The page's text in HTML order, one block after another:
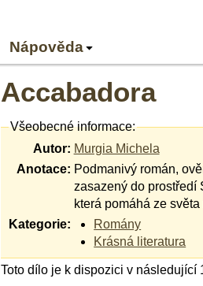
Nápověda
Accabadora
Všeobecné informace:
Autor: Murgia Michela
Anotace: Podmanivý román,
zasazený do prostředí
která pomáhá ze
Kategorie:
Romány
Krásná literatura
Toto dílo je k dispozici v následující